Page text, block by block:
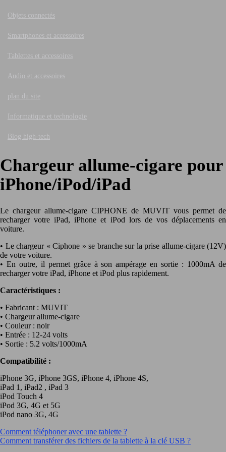
Objets connectés
Smartphones et accessoires
Tablettes et accessoires
Audio et accessoires
plan du site
Informatique et technologie
Blog high-tech
Chargeur allume-cigare pour
iPhone/iPod/iPad
Le chargeur allume-cigare CIPHONE de MUVIT vous permet de
recharger votre iPad, iPhone et iPod lors de vos déplacements en
voiture.
• Le chargeur « Ciphone » se branche sur la prise allume-cigare (12V)
de votre voiture.
• En outre, il permet grâce à son ampérage en sortie : 1000mA de
recharger votre iPad, iPhone et iPod plus rapidement.
Caractéristiques :
• Fabricant : MUVIT
• Chargeur allume-cigare
• Couleur : noir
• Entrée : 12-24 volts
• Sortie : 5.2 volts/1000mA
Compatibilité :
iPhone 3G, iPhone 3GS, iPhone 4, iPhone 4S,
iPad 1, iPad2 , iPad 3
iPod Touch 4
iPod 3G, 4G et 5G
iPod nano 3G, 4G
Comment téléphoner avec une tablette ?
Comment transférer des fichiers de la tablette à la clé USB ?